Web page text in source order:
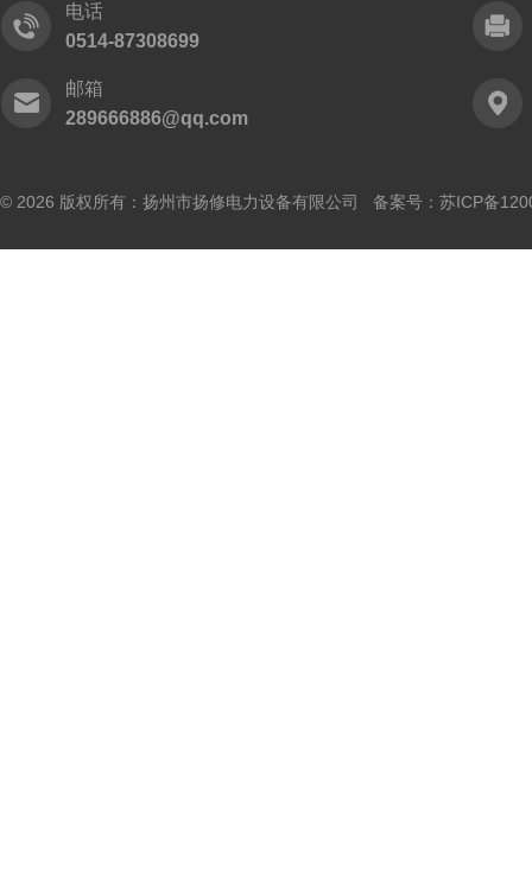
电话
0514-87308699
邮箱
289666886@qq.com
© 2026 版权所有：扬州市扬修电力设备有限公司 备案号： 苏ICP备